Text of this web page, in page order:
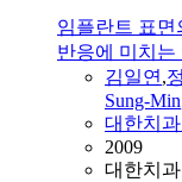
임플란트 표면
반응에 미치는
김일연,
Sung-Min
대한치
2009
대한치